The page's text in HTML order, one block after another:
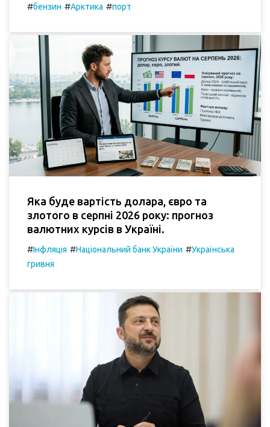
#бензин #Арктика #порт
Яка буде вартість долара, євро та
злотого в серпні 2026 року: прогноз
валютних курсів в Україні.
#Інфляція #Національний банк України #Українська
гривня